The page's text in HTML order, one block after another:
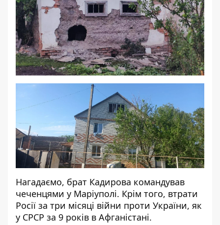
Нагадаємо, брат Кадирова командував
чеченцями у Маріуполі. Крім того, втрати
Росії за три місяці війни проти України, як
у СРСР за 9 років в Афганістані.